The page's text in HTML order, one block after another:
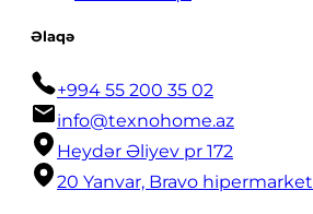
Əlaqə
+994 55 200 35 02
info@texnohome.az
Heydər Əliyev pr 172
20 Yanvar, Bravo hipermarket